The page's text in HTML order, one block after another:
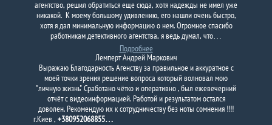
агентство, решил обратиться еще сюда, хотя надежды не имел уже
никакой. К моему большому удивлению, его нашли очень быстро,
хотя я дал минимальную информацию о нем. Огромное спасибо
работникам детективного агентства, я ведь думал, что…
Подробнее
Лемперт Андрей Маркович
Выражаю Благодарность Агенству за правильное и аккуратное с
моей точки зрения решение вопроса который волновал мою
"личную жизнь" Сработано чётко и оперативно , был ежевечерний
отчёт с видеоинформацией. Работой и результатом остался
доволен. Рекомендую их к сотрудничеству без ноты сомнения !!!!
г.Киев , +380952068855…